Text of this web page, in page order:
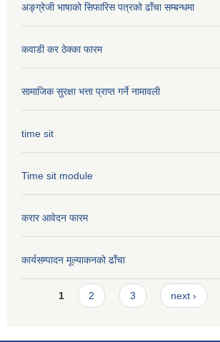
अङ्ग्रेजी भाषाको सिफारिस पत्रको ढाँचा सम्बन्धमा
कवाडी कर ठेक्का फारम
सामाजिक सुरक्षा भत्ता प्राप्त गर्ने नामावली
time sit
Time sit module
करार आवेदन फारम
कार्यसम्पादन मूल्या‌कनको ढाँचा
Pages
1 2 3 next ›